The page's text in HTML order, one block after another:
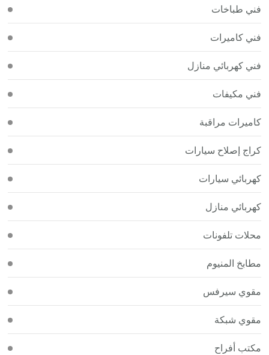
فني طباخات
فني كاميرات
فني كهربائي منازل
فني مكيفات
كاميرات مراقبة
كراج إصلاح سيارات
كهربائي سيارات
كهربائي منازل
محلات تلفونات
مطابخ المنيوم
مقوي سيرفس
مقوي شبكة
مكتب أفراح